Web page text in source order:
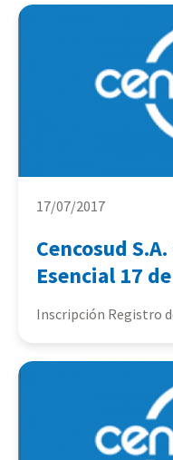
17/07/2017
Cencosud
Esencial 17
Inscripción Registro